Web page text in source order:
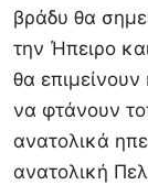
βράδυ θα
την Ήπειρο
θα
να φτάνουν
ανατολικά
ανατολική